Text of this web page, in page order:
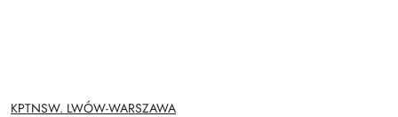
NAZWA
KPTNSW. LWÓW-WARSZAWA